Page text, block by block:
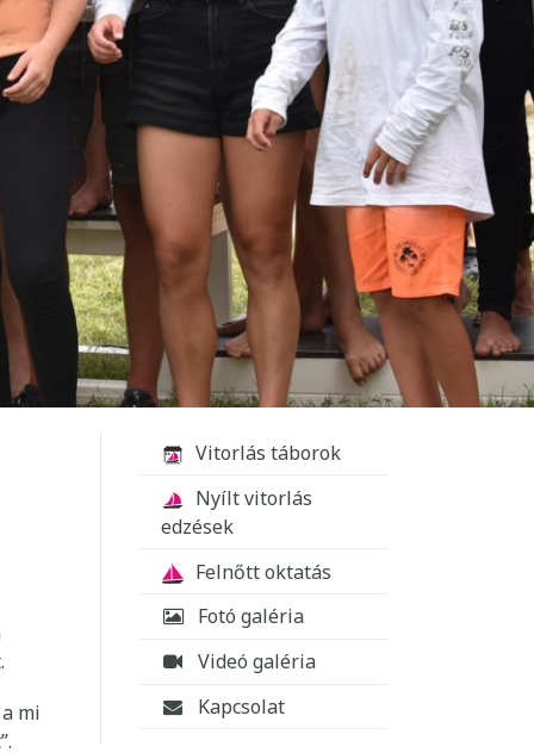
mi
Vitorlás táborok
Nyílt vitorlás
edzések
Felnőtt oktatás
Fotó galéria
Videó galéria
Kapcsolat